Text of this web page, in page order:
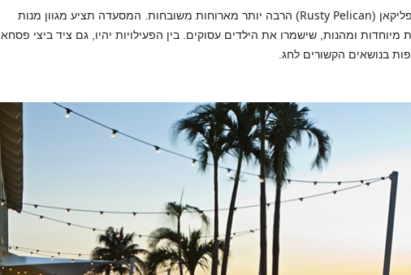
(
Rusty Pelican) הרבה יותר מארוחות משובחות. המסעדה תציע מגוון מנות
ומהנות, שישמרו את הילדים עסוקים. בין הפעילויות יהיו, גם ציד ביצי פסחא,
בנושאים הקשורים לחג.